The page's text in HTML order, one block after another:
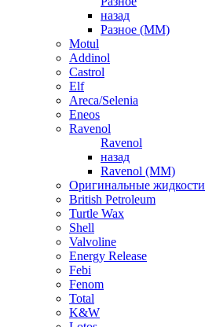
назад
Разное (ММ)
Motul
Addinol
Castrol
Elf
Areca/Selenia
Eneos
Ravenol
Ravenol
назад
Ravenol (ММ)
Оригинальные жидкости
British Petroleum
Turtle Wax
Shell
Valvoline
Energy Release
Febi
Fenom
Total
K&W